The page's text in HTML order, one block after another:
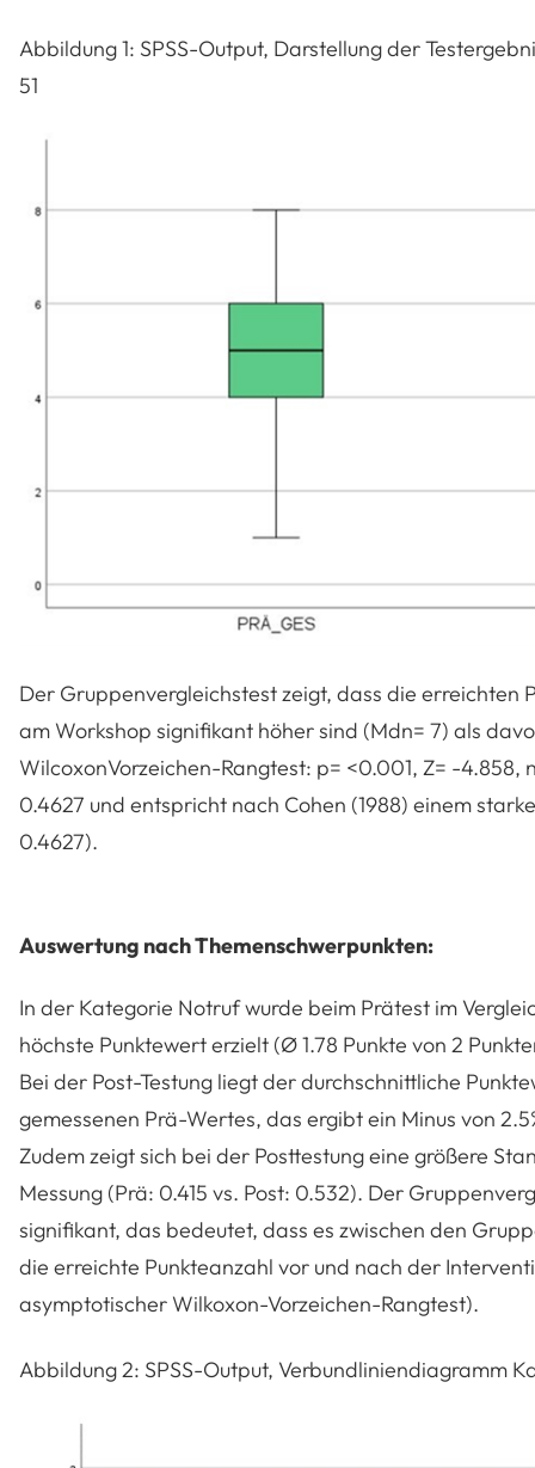
Abbildung 1: SPSS-Output, Darstellung der
51
Der Gruppenvergleichstest zeigt, dass die erreichten
am Workshop signifikant höher sind (Mdn= 7) als
WilcoxonVorzeichen-Rangtest: p= <0.001, Z= -4.858,
0.4627 und entspricht nach Cohen (1988) einem
0.4627).
Auswertung nach Themenschwerpunkten:
In der Kategorie Notruf wurde beim Prätest im
höchste Punktewert erzielt (Ø 1.78 Punkte von 2
Bei der Post-Testung liegt der durchschnittliche
gemessenen Prä-Wertes, das ergibt ein Minus von
Zudem zeigt sich bei der Posttestung eine größere
Messung (Prä: 0.415 vs. Post: 0.532). Der
signifikant, das bedeutet, dass es zwischen den
die erreichte Punkteanzahl vor und nach der
asymptotischer Wilkoxon-Vorzeichen-Rangtest).
Abbildung 2: SPSS-Output, Verbundliniendiagramm